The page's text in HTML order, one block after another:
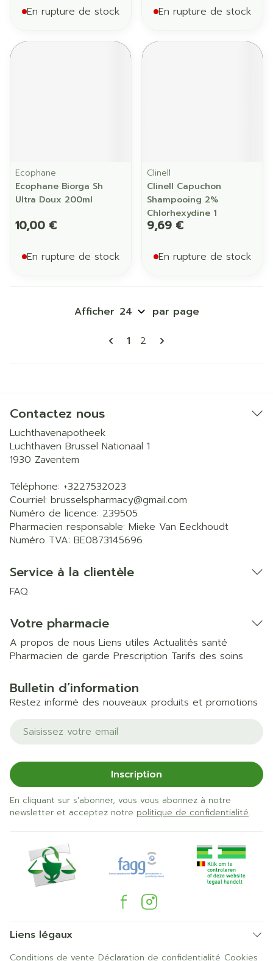
En rupture de stock En rupture de stock
Ecophane
Ecophane Biorga Sh
Ultra Doux 200ml
10,00 €
En rupture de stock
Clinell
Clinell Capuchon
Shampooing 2%
Chlorhexydine 1
9,69 €
En rupture de stock
Pages
Vous lisez actuellement la
1 Page
2
Afficher par page
Contactez nous
Luchthavenapotheek
Luchthaven Brussel Nationaal 1
1930 Zaventem
Téléphone: +3227532023
Courriel: brusselspharmacy@gmail.com
Numéro de licence: 239505
Pharmacien responsable: Mieke Van Eeckhoudt
Numéro TVA: BE0873145696
Service à la clientèle
FAQ
Votre pharmacie
A propos de nous Liens utiles Actualités santé
Pharmacien de garde Prescription Tarifs des soins
Bulletin d’information
Restez informé des nouveaux produits et promotions
Adresse mail
Inscription
En cliquant sur s'abonner, vous vous abonnez à notre
newsletter et acceptez notre politique de confidentialité.
Liens légaux
Conditions de vente Déclaration de confidentialité Cookies